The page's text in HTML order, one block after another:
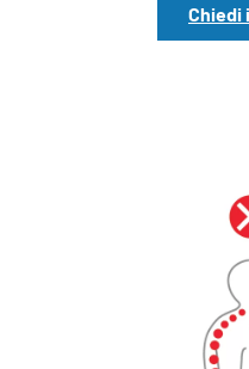
Chiedi